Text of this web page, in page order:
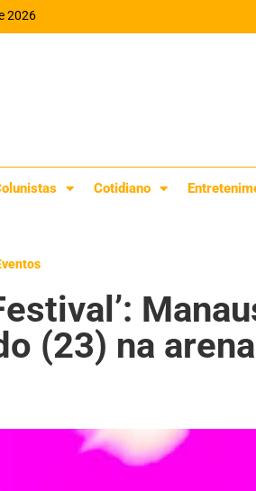
2026
Cotidiano
(23) na